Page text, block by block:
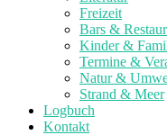
Freizeit
Bars &
Kinder &
Termine &
Natur &
Strand & Meer
Logbuch
Kontakt